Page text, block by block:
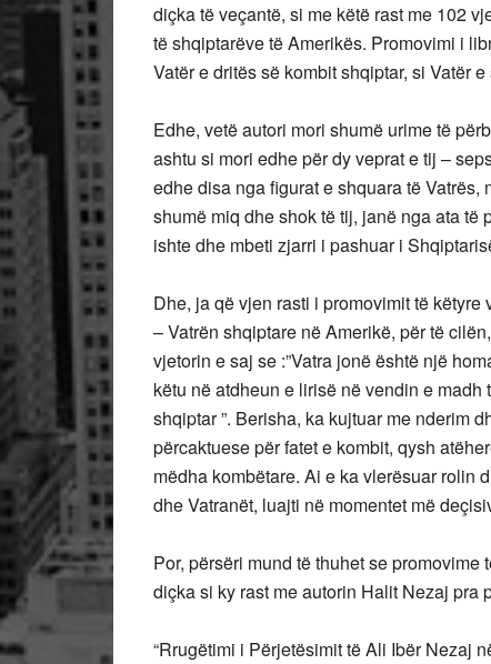
diçka të veçantë, si me këtë rast me 102
të shqiptarëve të Amerikës. Promovimi i
Vatër e dritës së kombit shqiptar, si Vatër
Edhe, vetë autori mori shumë urime të
ashtu si mori edhe për dy veprat e tij –
edhe disa nga figurat e shquara të
shumë miq dhe shok të tij, janë nga ata të
ishte dhe mbeti zjarri i pashuar i
Dhe, ja që vjen rasti i promovimit të
– Vatrën shqiptare në Amerikë, për të
vjetorin e saj se :”Vatra jonë është një
këtu në atdheun e lirisë në vendin e madh
shqiptar ”. Berisha, ka kujtuar me nderim
përcaktuese për fatet e kombit, qysh
mëdha kombëtare. Ai e ka vlerësuar rolin
dhe Vatranët, luajti në momentet më
Por, përsëri mund të thuhet se
diçka si ky rast me autorin Halit Nezaj pra
“Rrugëtimi i Përjetësimit të Ali Ibër Nezaj